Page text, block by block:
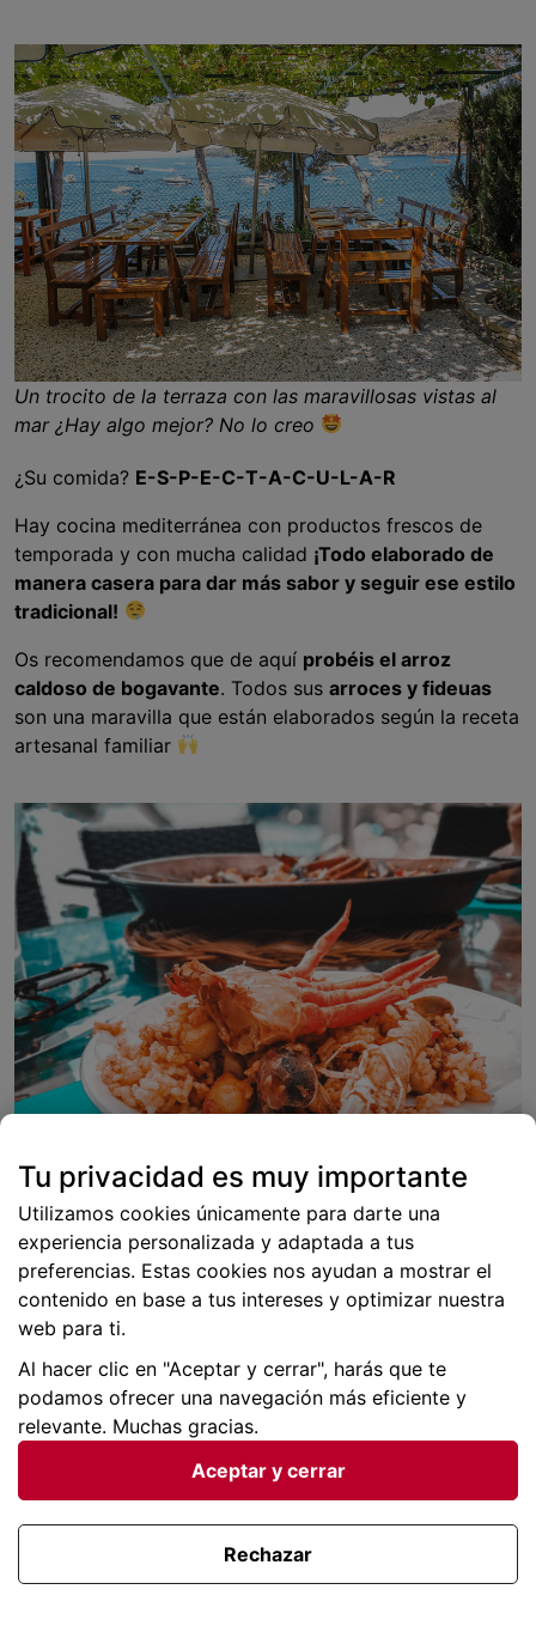
Un trocito de la terraza con las maravillosas vistas al
mar ¿Hay algo mejor? No lo creo
¿Su comida? E-S-P-E-C-T-A-C-U-L-A-R
Hay cocina mediterránea con productos frescos de
temporada y con mucha calidad ¡Todo elaborado de
manera casera para dar más sabor y seguir ese estilo
tradicional!
Os recomendamos que de aquí probéis el arroz
caldoso de bogavante. Todos sus arroces y fideuas
son una maravilla que están elaborados según la receta
artesanal familiar
chuparse los dedos!
Para los afortunados que vayáis en barco… ¡Buenas
noticias!
Tienen servicio de boyas para poder
amarrar el barco y un taxi boat para llevarte lo que
pidas directamente al barco
En la Llosa se esconde el Chiringuito Restaurant
del Mar – Camping Joan ¡Renovado y con más
fuerza que nunca!
Este chiringuito empezó en 1978, cuando formaba
parte del camping Masia Blanca hasta que cesó su
actividad y cerró. Años después, el Camping Joan
creció y adquirió el terreno con el restaurante para
Tu privacidad es muy importante
Utilizamos cookies únicamente para darte una
experiencia personalizada y adaptada a tus
preferencias. Estas cookies nos ayudan a mostrar el
contenido en base a tus intereses y optimizar nuestra
web para ti.
Al hacer clic en "Aceptar y cerrar", harás que te
podamos ofrecer una navegación más eficiente y
relevante. Muchas gracias.
Aceptar y cerrar
Rechazar